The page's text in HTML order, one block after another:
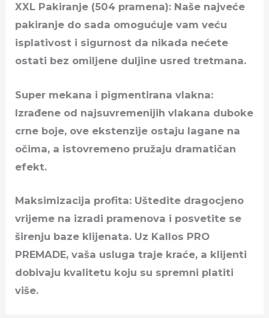
XXL Pakiranje (504 pramena): Naše najveće
pakiranje do sada omogućuje vam veću
isplativost i sigurnost da nikada nećete
ostati bez omiljene duljine usred tretmana.
Super mekana i pigmentirana vlakna:
Izrađene od najsuvremenijih vlakana duboke
crne boje, ove ekstenzije ostaju lagane na
očima, a istovremeno pružaju dramatičan
efekt.
Maksimizacija profita: Uštedite dragocjeno
vrijeme na izradi pramenova i posvetite se
širenju baze klijenata. Uz Kallos PRO
PREMADE, vaša usluga traje kraće, a klijenti
dobivaju kvalitetu koju su spremni platiti
više.